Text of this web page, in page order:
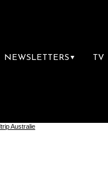
NEWSLETTERS ▼ TV